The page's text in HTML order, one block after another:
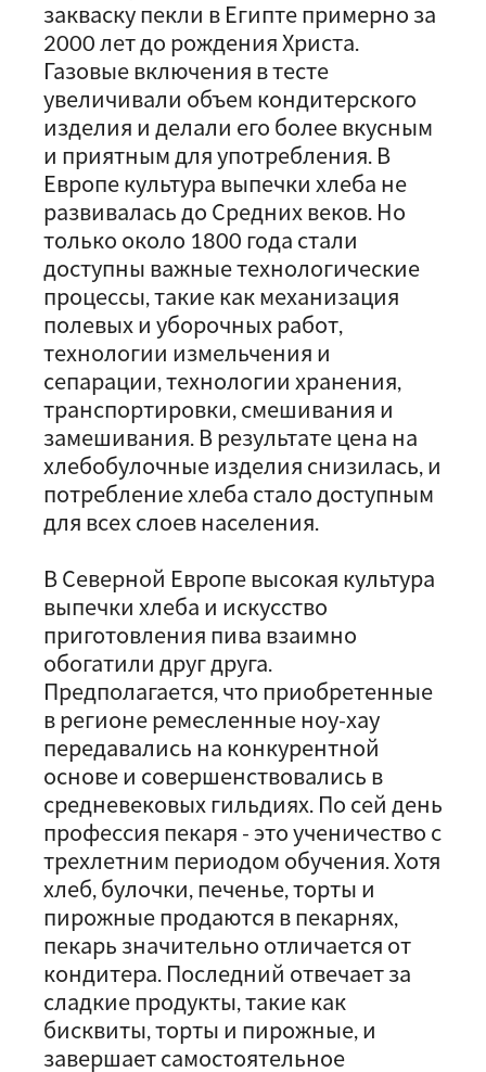
закваску пекли в Египте примерно за
2000 лет до рождения Христа.
Газовые включения в тесте
увеличивали объем кондитерского
изделия и делали его более вкусным
и приятным для употребления. В
Европе культура выпечки хлеба не
развивалась до Средних веков. Но
только около 1800 года стали
доступны важные технологические
процессы, такие как механизация
полевых и уборочных работ,
технологии измельчения и
сепарации, технологии хранения,
транспортировки, смешивания и
замешивания. В результате цена на
хлебобулочные изделия снизилась, и
потребление хлеба стало доступным
для всех слоев населения.
В Северной Европе высокая культура
выпечки хлеба и искусство
приготовления пива взаимно
обогатили друг друга.
Предполагается, что приобретенные
в регионе ремесленные ноу-хау
передавались на конкурентной
основе и совершенствовались в
средневековых гильдиях. По сей день
профессия пекаря - это ученичество с
трехлетним периодом обучения. Хотя
хлеб, булочки, печенье, торты и
пирожные продаются в пекарнях,
пекарь значительно отличается от
кондитера. Последний отвечает за
сладкие продукты, такие как
бисквиты, торты и пирожные, и
завершает самостоятельное